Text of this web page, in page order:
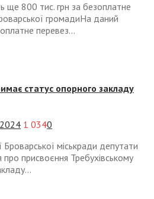
ще 800 тис. грн за безоплатне
громадиНа даний
перевез...
статус опорного закладу
1 0340
Броварської міськради депутати
про присвоєння Требухівському